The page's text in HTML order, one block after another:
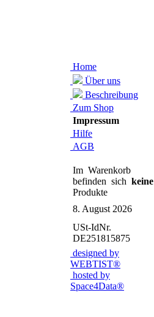
Home
Über uns
Beschreibung
Zum Shop
Impressum
Hilfe
AGB
Im Warenkorb
befinden sich keine
Produkte
8. August 2026
USt-IdNr.
DE251815875
designed by
WEBTIST®
hosted by
Space4Data®